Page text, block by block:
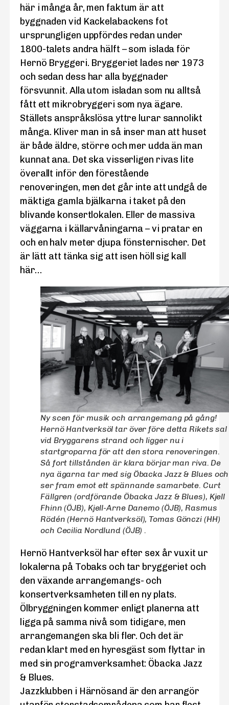
här i många år, men faktum är att
byggnaden vid Kackelabackens fot
ursprungligen uppfördes redan under
1800-talets andra hälft – som islada för
Hernö Bryggeri. Bryggeriet lades ner 1973
och sedan dess har alla byggnader
försvunnit. Alla utom isladan som nu alltså
fått ett mikrobryggeri som nya ägare.
Ställets anspråkslösa yttre lurar sannolikt
många. Kliver man in så inser man att huset
är både äldre, större och mer udda än man
kunnat ana. Det ska visserligen rivas lite
överallt inför den förestående
renoveringen, men det går inte att undgå de
mäktiga gamla bjälkarna i taket på den
blivande konsertlokalen. Eller de massiva
väggarna i källarvåningarna – vi pratar en
och en halv meter djupa fönsternischer. Det
är lätt att tänka sig att isen höll sig kall
här…
Ny scen för musik och arrangemang på gång!
Hernö Hantverksöl tar över före detta Rikets sal
vid Bryggarens strand och ligger nu i
startgroparna för att den stora renoveringen.
Så fort tillstånden är klara börjar man riva. De
nya ägarna tar med sig Öbacka Jazz & Blues och
ser fram emot ett spännande samarbete. Curt
Fällgren (ordförande Öbacka Jazz & Blues), Kjell
Fhinn (ÖJB), Kjell-Arne Danemo (ÖJB), Rasmus
Rödén (Hernö Hantverksöl), Tomas Gönczi (HH)
och Cecilia Nordlund (ÖJB) .
Hernö Hantverksöl har efter sex år vuxit ur
lokalerna på Tobaks och tar bryggeriet och
den växande arrangemangs- och
konsertverksamheten till en ny plats.
Ölbryggningen kommer enligt planerna att
ligga på samma nivå som tidigare, men
arrangemangen ska bli fler. Och det är
redan klart med en hyresgäst som flyttar in
med sin programverksamhet: Öbacka Jazz
& Blues.
Jazzklubben i Härnösand är den arrangör